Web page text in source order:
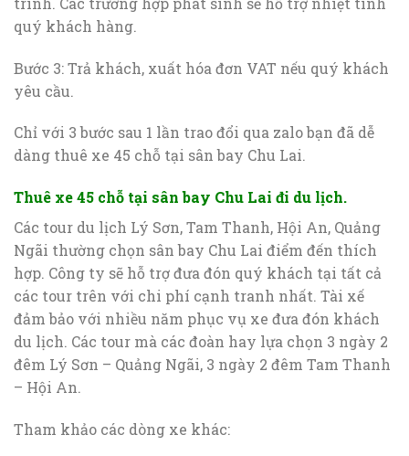
quý khách hàng.
Bước 3: Trả khách, xuất hóa đơn VAT nếu quý khách
yêu cầu.
Chỉ với 3 bước sau 1 lần trao đổi qua zalo bạn đã dễ
dàng thuê xe 45 chỗ tại sân bay Chu Lai.
Thuê xe 45 chỗ tại sân bay Chu Lai đi du lịch.
Các tour du lịch Lý Sơn, Tam Thanh, Hội An, Quảng
Ngãi thường chọn sân bay Chu Lai điểm đến thích
hợp. Công ty sẽ hỗ trợ đưa đón quý khách tại tất cả
các tour trên với chi phí cạnh tranh nhất. Tài xế
đảm bảo với nhiều năm phục vụ xe đưa đón khách
du lịch. Các tour mà các đoàn hay lựa chọn 3 ngày 2
đêm Lý Sơn – Quảng Ngãi, 3 ngày 2 đêm Tam Thanh
– Hội An.
Tham khảo các dòng xe khác: